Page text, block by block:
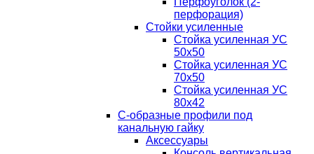
перфорация)
Стойки усиленные
Стойка усиленная УС
50х50
Стойка усиленная УС
70х50
Стойка усиленная УС
80х42
С-образные профили под
канальную гайку
Аксессуары